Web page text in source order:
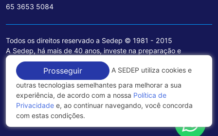
65 3653 5084
Todos os direitos reservado a Sedep © 1981 - 2015
A Sedep, há mais de 40 anos, investe na preparação e
treinamento de funcionários e na aquisição de tecnologia de
ponta para a ampliação de seu portfólio de serviços voltados
para a área jurídica, que contemplam informações seguras e
excelentes soluções empresariais.
Política de Privacidade
Prosseguir
A SEDEP utiliza cookies e
outras tecnologias semelhantes para melhorar a sua
experiência, de acordo com a nossa Política de
Privacidade e, ao continuar navegando, você concorda
com estas condições.